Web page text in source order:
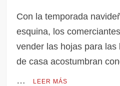
Con la temporada
esquina, los
vender las hojas para
de casa acostumbran
…
LEER MÁS